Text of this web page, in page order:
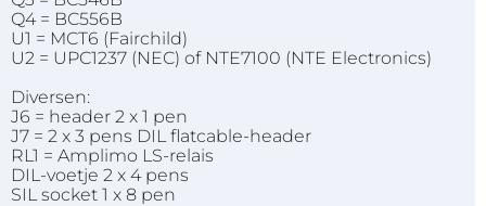
Q4 = BC556B
U1 = MCT6 (Fairchild)
U2 = UPC1237 (NEC) of NTE7100 (NTE Electronics)
Diversen:
J6 = header 2 x 1 pen
J7 = 2 x 3 pens DIL flatcable-header
RL1 = Amplimo LS-relais
DIL-voetje 2 x 4 pens
SIL socket 1 x 8 pen